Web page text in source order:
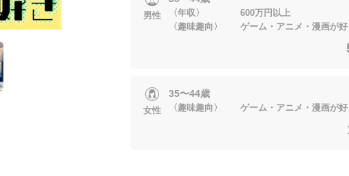
男性
〈年収〉 600万円以上
〈趣味趣向〉 ゲーム・アニメ・漫画が好
女性
35〜44歳
〈趣味趣向〉 ゲーム・アニメ・漫画が好